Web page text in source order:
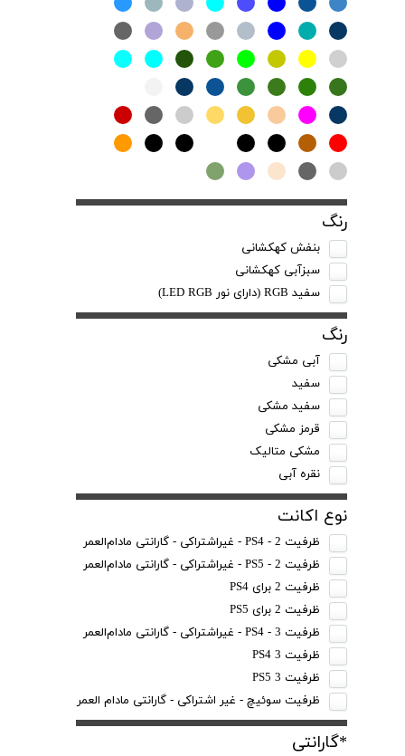
رنگ
بنفش کهکشانی
سبزآبی کهکشانی
سفید RGB (دارای نور LED RGB)
رنگ
آبی مشکی
سفید
سفید مشکی
قرمز مشکی
مشکی متالیک
نقره آبی
نوع اکانت
ظرفیت 2 - PS4 - غیراشتراکی - گارانتی مادام‌العمر
ظرفیت 2 - PS5 - غیراشتراکی - گارانتی مادام‌العمر
ظرفیت 2 برای PS4
ظرفیت 2 برای PS5
ظرفیت 3 - PS4 - غیراشتراکی - گارانتی مادام‌العمر
ظرفیت 3 PS4
ظرفیت 3 PS5
ظرفیت سوئیچ - غیر اشتراکی - گارانتی مادام العمر
*گارانتی